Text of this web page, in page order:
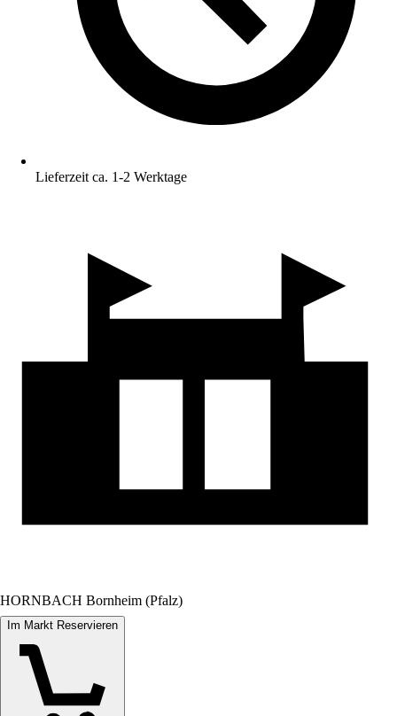
Lieferzeit ca. 1-2 Werktage
HORNBACH Bornheim (Pfalz)
Im Markt Reservieren